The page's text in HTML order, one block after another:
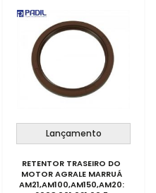
Lançamento
RETENTOR TRASEIRO DO
MOTOR AGRALE MARRUÁ
AM21,AM100,AM150,AM20: